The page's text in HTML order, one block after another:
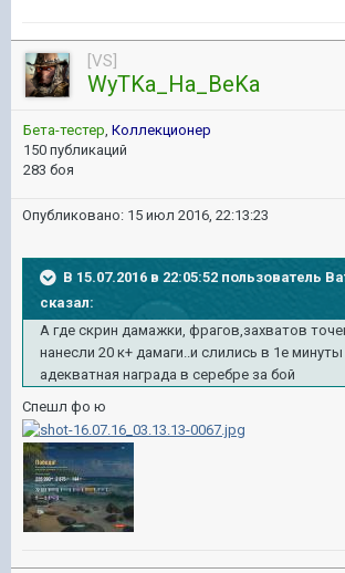
[VS]
WyTKa_Ha_BeKa
Бета-тестер, Коллекционер
150 публикаций
283 боя
Опубликовано: 15 июл 2016, 22:13:23
В 15.07.2016 в 22:05:52 пользователь
сказал:
А где скрин дамажки, фрагов,захватов
нанесли 20 к+ дамаги..и слились в 1е
адекватная награда в серебре за бой
Спешл фо ю